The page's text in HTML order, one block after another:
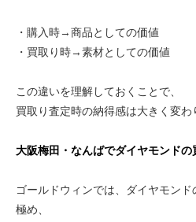
・購入時→商品としての価値
・買取り時→素材としての価値
この違いを理解しておくことで、
買取り査定時の納得感は大きく変わ
大阪梅田・なんばでダイヤモンド
ゴールドウィンでは、ダイヤモン
極め、